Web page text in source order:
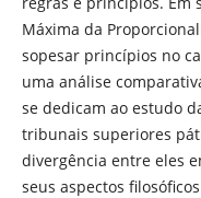
Máxima da
sopesar princípios no
uma análise
se dedicam ao estudo
tribunais superiores
divergência entre eles
seus aspectos